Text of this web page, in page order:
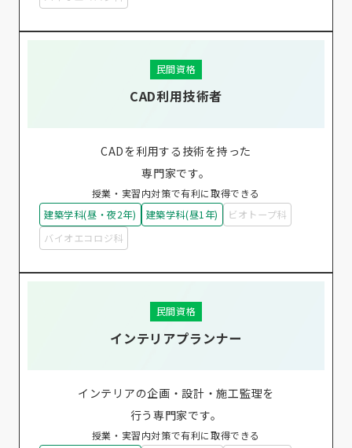
民間資格
CAD利用技術者
CADを利用する技術を持った
専門家です。
授業・実習内対策で有利に取得できる
建築学科(昼・夜2年) 建築学科(昼1年)
ビオトープ科
バイオエコロジ科
民間資格
インテリアプランナー
インテリアの企画・設計・施工監理を
行う専門家です。
授業・実習内対策で有利に取得できる